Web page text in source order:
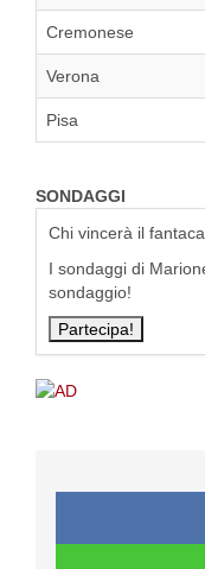
Cremonese
Verona
Pisa
SONDAGGI
Chi vincerà il
I sondaggi di
sondaggio!